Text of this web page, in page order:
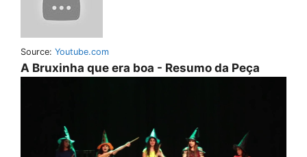
Source: Youtube.com
A Bruxinha que era boa - Resumo da Peça